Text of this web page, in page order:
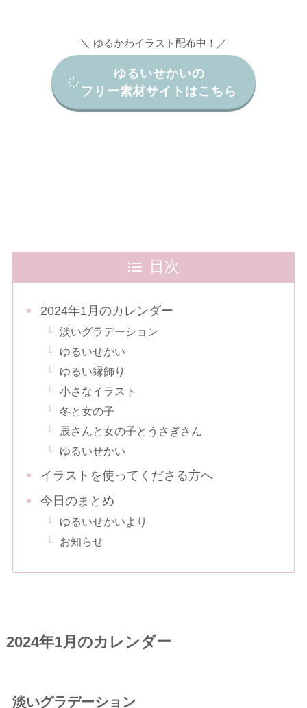
＼ ゆるかわイラスト配布中！ ／
ゆるいせかいの
フリー素材サイトはこちら
目次
2024年1月のカレンダー
淡いグラデーション
ゆるいせかい
ゆるい縁飾り
小さなイラスト
冬と女の子
辰さんと女の子とうさぎさん
ゆるいせかい
イラストを使ってくださる方へ
今日のまとめ
ゆるいせかいより
お知らせ
2024年1月のカレンダー
淡いグラデーション